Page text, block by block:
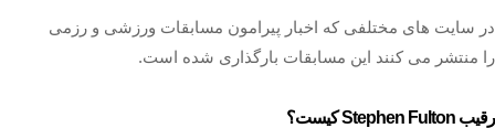
در سایت های مختلفی که اخبار پیرامون مسابقات ورزشی و رزمی
را منتشر می‌ کنند این مسابقات بارگذاری شده است.
رقیب Stephen Fulton کیست؟